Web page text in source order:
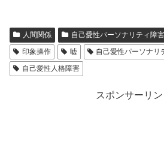
人間関係
自己愛性パーソナリティ障
印象操作
嘘
自己愛性パーソナリ
自己愛性人格障害
スポンサーリン